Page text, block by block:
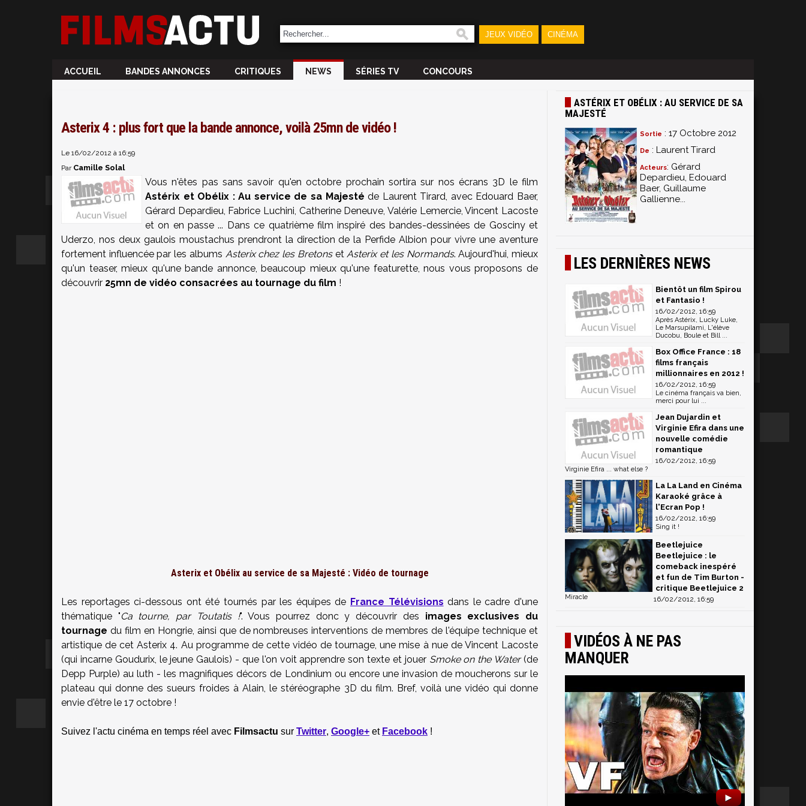
JEUX VIDÉO CINÉMA
ACCUEIL BANDES ANNONCES CRITIQUES NEWS SÉRIES TV CONCOURS
Asterix 4 : plus fort que la bande annonce, voilà 25mn de vidéo !
Le 16/02/2012 à 16:59
Par Camille Solal
Vous n'êtes pas sans savoir qu'en octobre prochain sortira sur nos écrans 3D le film
Astérix et Obélix : Au service de sa Majesté de Laurent Tirard, avec Edouard Baer,
Gérard Depardieu, Fabrice Luchini, Catherine Deneuve, Valérie Lemercie, Vincent Lacoste
et on en passe ... Dans ce quatrième film inspiré des bandes-dessinées de Gosciny et
Uderzo, nos deux gaulois moustachus prendront la direction de la Perfide Albion pour vivre une aventure
fortement influencée par les albums Asterix chez les BretonsetAsterix et les Normands. Aujourd'hui, mieux
qu'un teaser, mieux qu'une bande annonce, beaucoup mieux qu'une featurette, nous vous proposons de
découvrir 25mn de vidéo consacrées au tournage du film !
Asterix et Obélix au service de sa Majesté : Vidéo de tournage
Les reportages ci-dessous ont été tournés par les équipes de France Télévisions dans le cadre d'une
thématique "Ca tourne, par Toutatis !". Vous pourrez donc y découvrir des images exclusives du
tournage du film en Hongrie, ainsi que de nombreuses interventions de membres de l'équipe technique et
artistique de cet Asterix 4. Au programme de cette vidéo de tournage, une mise à nue de Vincent Lacoste
(qui incarne Goudurix, le jeune Gaulois) - que l'on voit apprendre son texte et jouer Smoke on the Water(de
Depp Purple) au luth - les magnifiques décors de Londinium ou encore une invasion de moucherons sur le
plateau qui donne des sueurs froides à Alain, le stéréographe 3D du film. Bref, voilà une vidéo qui donne
envie d'être le 17 octobre !
Suivez l'actu cinéma en temps réel avec Filmsactu sur Twitter, Google+ et Facebook !
ASTÉRIX ET OBÉLIX : AU SERVICE DE SA
MAJESTÉ
Sortie : 17 Octobre 2012
De : Laurent Tirard
Acteurs: Gérard
Depardieu, Edouard
Baer, Guillaume
Gallienne...
LES DERNIÈRES NEWS
Bientôt un film Spirou
et Fantasio !
16/02/2012, 16:59
Après Astérix, Lucky Luke,
Le Marsupilami, L'élève
Ducobu, Boule et Bill ...
Box Office France : 18
films français
millionnaires en 2012 !
16/02/2012, 16:59
Le cinéma français va bien,
merci pour lui ...
Jean Dujardin et
Virginie Efira dans une
nouvelle comédie
romantique
16/02/2012, 16:59
Virginie Efira ... what else ?
La La Land en Cinéma
Karaoké grâce à
l'Ecran Pop !
16/02/2012, 16:59
Sing it !
Beetlejuice
Beetlejuice : le
comeback inespéré
et fun de Tim Burton -
critique Beetlejuice 2
16/02/2012, 16:59
Miracle
VIDÉOS À NE PAS
MANQUER
►